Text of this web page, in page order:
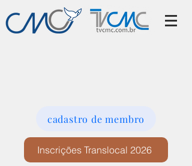
cadastro de membro
Inscrições Translocal 2026